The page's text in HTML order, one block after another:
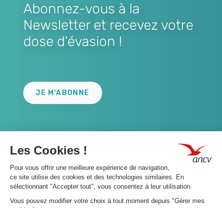
Abonnez-vous à la
Newsletter et recevez votre
dose d'évasion !
JE M'ABONNE